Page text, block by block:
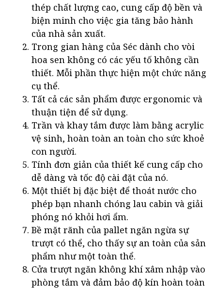
thép chất lượng cao, cung cấp độ bền và
biện minh cho việc gia tăng bảo hành
của nhà sản xuất.
Trong gian hàng của Séc dành cho vòi
hoa sen không có các yếu tố không cần
thiết. Mỗi phần thực hiện một chức năng
cụ thể.
Tất cả các sản phẩm được ergonomic và
thuận tiện để sử dụng.
Trần và khay tắm được làm bằng acrylic
vệ sinh, hoàn toàn an toàn cho sức khoẻ
con người.
Tính đơn giản của thiết kế cung cấp cho
dễ dàng và tốc độ cài đặt của nó.
Một thiết bị đặc biệt để thoát nước cho
phép bạn nhanh chóng lau cabin và giải
phóng nó khỏi hơi ẩm.
Bề mặt rãnh của pallet ngăn ngừa sự
trượt có thể, cho thấy sự an toàn của sản
phẩm như một toàn thể.
Cửa trượt ngăn không khí xâm nhập vào
phòng tắm và đảm bảo độ kín hoàn toàn